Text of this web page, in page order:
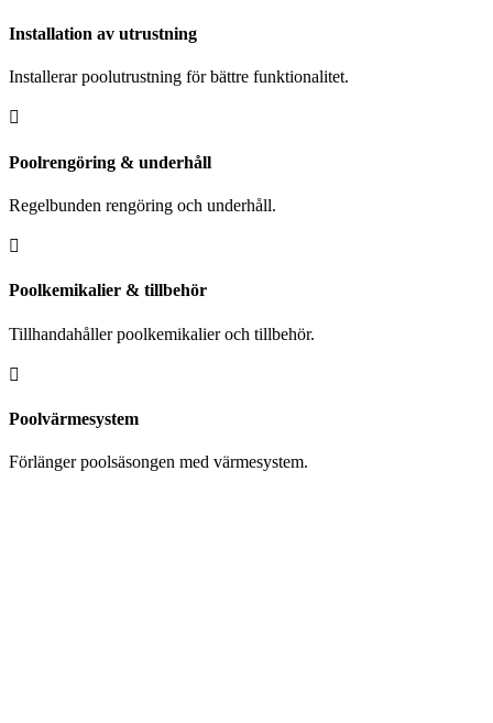
Installation av utrustning
Installerar poolutrustning för bättre funktionalitet.

Poolrengöring & underhåll
Regelbunden rengöring och underhåll.

Poolkemikalier & tillbehör
Tillhandahåller poolkemikalier och tillbehör.

Poolvärmesystem
Förlänger poolsäsongen med värmesystem.